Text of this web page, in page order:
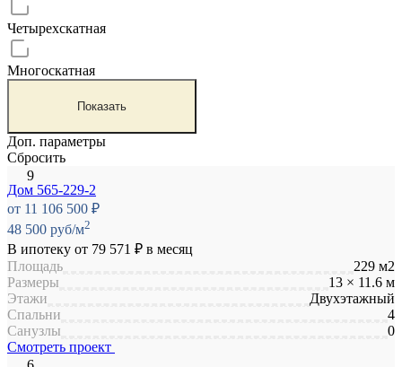
Четырехскатная
Многоскатная
Показать
Доп. параметры
Сбросить
Дом 565-229-2
от 11 106 500 ₽
48 500 руб/м2
В ипотеку от 79 571 ₽ в месяц
Площадь
229 м2
Размеры
13 × 11.6 м
Этажи
Двухэтажный
Спальни
4
Санузлы
0
Смотреть проект